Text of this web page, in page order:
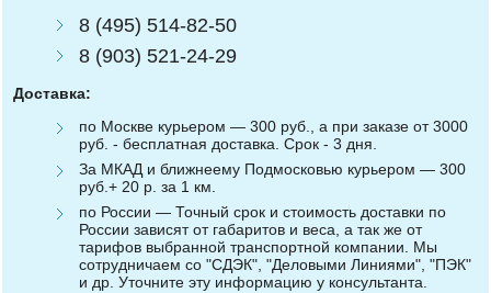
8 (495) 514-82-50
8 (903) 521-24-29
Доставка:
по Москве курьером — 300 руб., а при заказе от 3000
руб. - бесплатная доставка. Срок - 3 дня.
За МКАД и ближнеему Подмосковью курьером — 300
руб.+ 20 р. за 1 км.
по России — Точный срок и стоимость доставки по
России зависят от габаритов и веса, а так же от
тарифов выбранной транспортной компании. Мы
сотрудничаем со "СДЭК", "Деловыми Линиями", "ПЭК"
и др. Уточните эту информацию у консультанта.